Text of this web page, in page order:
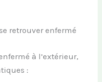
retrouver enfermé
à l’extérieur,
: